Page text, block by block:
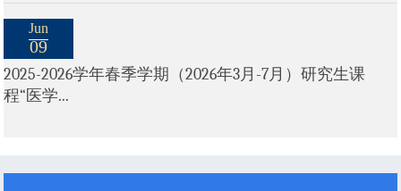
Jun
09
2025-2026学年春季学期（2026年3月-7月）研究生课
程“医学...